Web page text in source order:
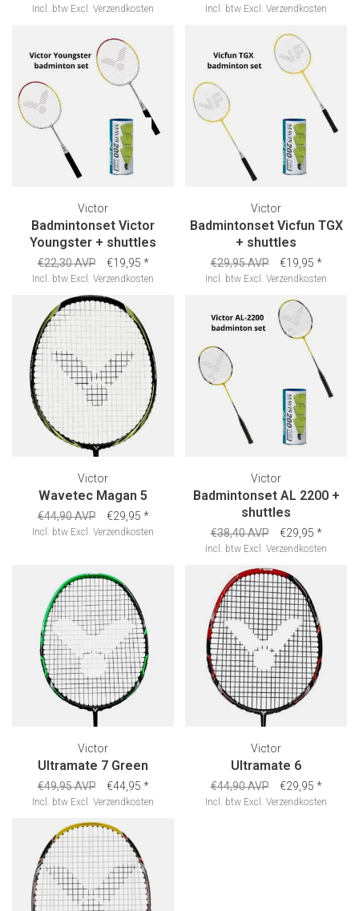
Incl. btw Excl. Verzendkosten Incl. btw Excl. Verzendkosten
Victor
Badmintonset Victor
Youngster + shuttles
€22,30 AVP €19,95 *
Incl. btw Excl. Verzendkosten
Victor
Badmintonset Vicfun TGX
+ shuttles
€29,95 AVP €19,95 *
Incl. btw Excl. Verzendkosten
Victor
Wavetec Magan 5
€44,90 AVP €29,95 *
Incl. btw Excl. Verzendkosten
Victor
Badmintonset AL 2200 +
shuttles
€38,40 AVP €29,95 *
Incl. btw Excl. Verzendkosten
Victor
Ultramate 7 Green
€49,95 AVP €44,95 *
Incl. btw Excl. Verzendkosten
Victor
Ultramate 6
€44,90 AVP €29,95 *
Incl. btw Excl. Verzendkosten